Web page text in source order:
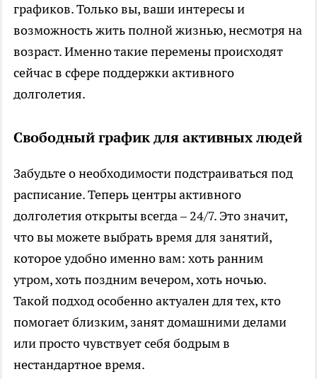
графиков. Только вы, ваши интересы и
возможность жить полной жизнью, несмотря на
возраст. Именно такие перемены происходят
сейчас в сфере поддержки активного
долголетия.
Свободный график для активных людей
Забудьте о необходимости подстраиваться под
расписание. Теперь центры активного
долголетия открыты всегда – 24/7. Это значит,
что вы можете выбрать время для занятий,
которое удобно именно вам: хоть ранним
утром, хоть поздним вечером, хоть ночью.
Такой подход особенно актуален для тех, кто
помогает близким, занят домашними делами
или просто чувствует себя бодрым в
нестандартное время.